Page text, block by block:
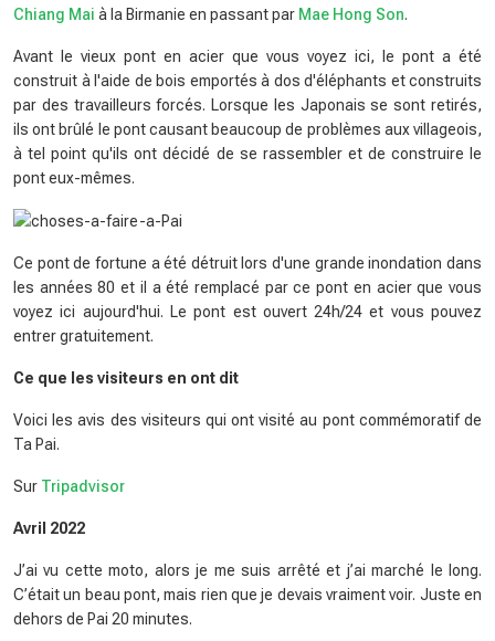
Chiang Mai à la Birmanie en passant par Mae Hong Son.
Avant le vieux pont en acier que vous voyez ici, le pont a été
construit à l'aide de bois emportés à dos d'éléphants et construits
par des travailleurs forcés. Lorsque les Japonais se sont retirés,
ils ont brûlé le pont causant beaucoup de problèmes aux villageois,
à tel point qu'ils ont décidé de se rassembler et de construire le
pont eux-mêmes.
Ce pont de fortune a été détruit lors d'une grande inondation dans
les années 80 et il a été remplacé par ce pont en acier que vous
voyez ici aujourd'hui. Le pont est ouvert 24h/24 et vous pouvez
entrer gratuitement.
Ce que les visiteurs en ont dit
Voici les avis des visiteurs qui ont visité au pont commémoratif de
Ta Pai.
Sur Tripadvisor
Avril 2022
J’ai vu cette moto, alors je me suis arrêté et j’ai marché le long.
C’était un beau pont, mais rien que je devais vraiment voir. Juste en
dehors de Pai 20 minutes.